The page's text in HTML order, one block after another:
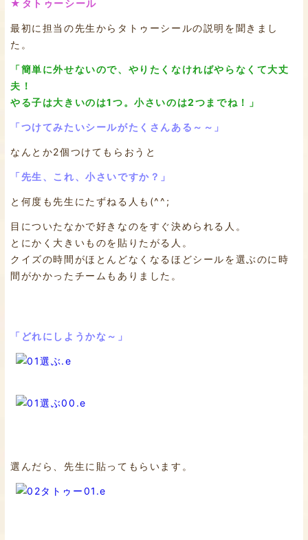
★タトゥーシール
最初に担当の先生からタトゥーシールの説明を聞きまし
た。
「簡単に外せないので、やりたくなければやらなくて大丈
夫！
やる子は大きいのは1つ。小さいのは2つまでね！」
「つけてみたいシールがたくさんある～～」
なんとか2個つけてもらおうと
「先生、これ、小さいですか？」
と何度も先生にたずねる人も(^^;
目についたなかで好きなのをすぐ決められる人。
とにかく大きいものを貼りたがる人。
クイズの時間がほとんどなくなるほどシールを選ぶのに時
間がかかったチームもありました。
「どれにしようかな～」
選んだら、先生に貼ってもらいます。